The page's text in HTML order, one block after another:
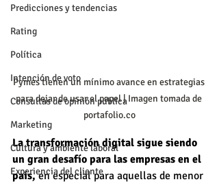
Predicciones y tendencias
Rating
Política
Intención de voto
Consultas de opinión pública
Marketing
Cultura y ambiente laboral
Experiencia del cliente
Pymes tienen un mínimo avance en estrategias
para dejar de usar el papel | Imagen tomada de
portafolio.co
La transformación digital sigue siendo
un gran desafío para las empresas en el
país, en especial para aquellas de menor